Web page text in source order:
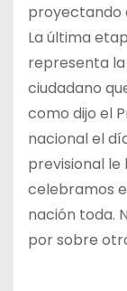
proyectando
La última
representa
ciudadano
como dijo el
nacional el
previsional le
celebramos
nación toda.
por sobre